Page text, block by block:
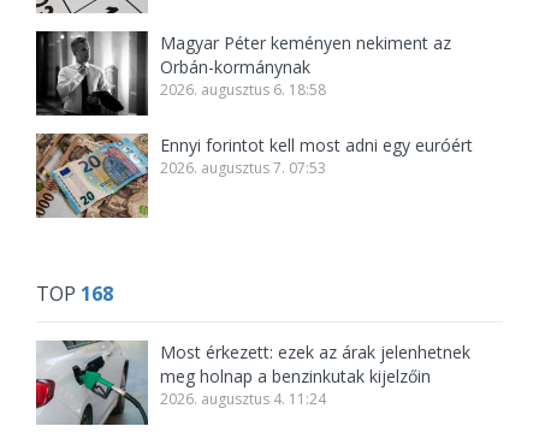
Magyar Péter keményen nekiment az
Orbán-kormánynak
2026. augusztus 6. 18:58
Ennyi forintot kell most adni egy euróért
2026. augusztus 7. 07:53
TOP 168
Most érkezett: ezek az árak jelenhetnek
meg holnap a benzinkutak kijelzőin
2026. augusztus 4. 11:24